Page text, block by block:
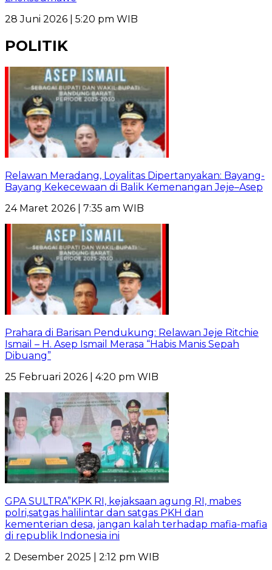
28 Juni 2026 | 5:20 pm WIB
POLITIK
Relawan Meradang, Loyalitas Dipertanyakan: Bayang-
Bayang Kekecewaan di Balik Kemenangan Jeje–Asep
24 Maret 2026 | 7:35 am WIB
Prahara di Barisan Pendukung: Relawan Jeje Ritchie
Ismail – H. Asep Ismail Merasa “Habis Manis Sepah
Dibuang”
25 Februari 2026 | 4:20 pm WIB
GPA SULTRA”KPK RI, kejaksaan agung RI, mabes
polri,satgas halilintar dan satgas PKH dan
kementerian desa, jangan kalah terhadap mafia-mafia
di republik Indonesia ini
2 Desember 2025 | 2:12 pm WIB